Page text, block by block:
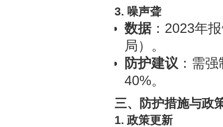
3. 噪声聋
数据：2023年
局）。
防护建议 ：需
40%。
三、防护措施与政
1. 政策更新